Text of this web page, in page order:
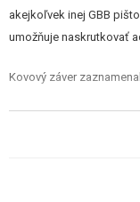
KONTAKT
akejkoľvek inej GBB
umožňuje naskrutkovať
Kovový záver
zadnej časti za ktorou